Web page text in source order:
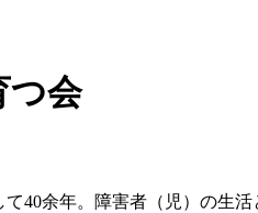
つ会
40余年。障害者（児）の生